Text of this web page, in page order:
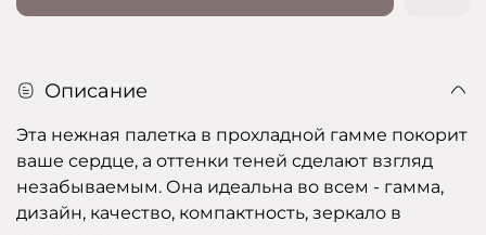
Описание
Эта нежная палетка в прохладной гамме покорит
ваше сердце, а оттенки теней сделают взгляд
незабываемым. Она идеальна во всем - гамма,
дизайн, качество, компактность, зеркало в